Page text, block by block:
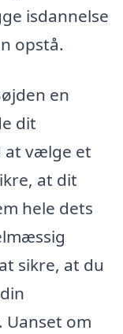
isdannelse
opstå.
en
dit
at vælge et
at dit
hele dets
sikre, at du
Uanset om